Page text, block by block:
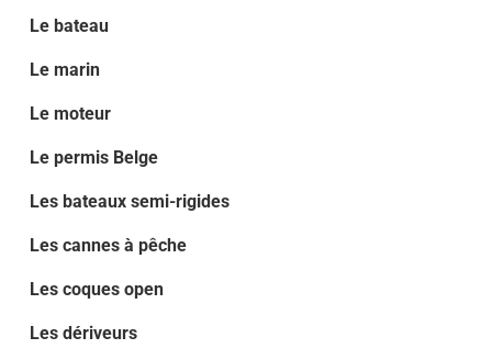
Le bateau
Le marin
Le moteur
Le permis Belge
Les bateaux semi-rigides
Les cannes à pêche
Les coques open
Les dériveurs